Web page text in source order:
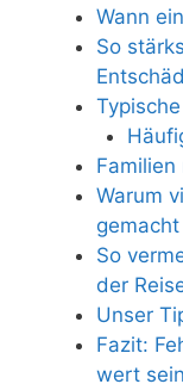
Wann
So
Warum
So
der
Unser
Fazit:
wert sein